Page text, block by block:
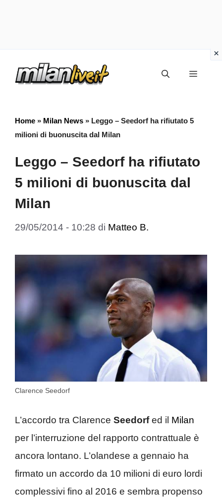
Menu
Home » Milan News » Leggo – Seedorf ha rifiutato 5
milioni di buonuscita dal Milan
Leggo – Seedorf ha rifiutato
5 milioni di buonuscita dal
Milan
29/05/2014 - 10:28 di Matteo B.
Clarence Seedorf
L’accordo tra Clarence Seedorfed il Milan
per l’interruzione del rapporto contrattuale è
ancora lontano. L’olandese a gennaio ha
firmato un accordo da 10 milioni di euro lordi
complessivi fino al 2016 e sembra propenso